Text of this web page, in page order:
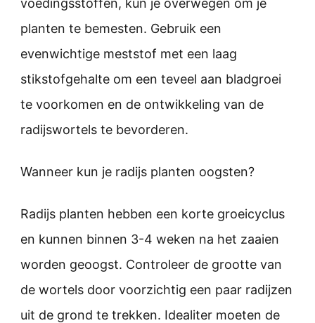
planten te bemesten. Gebruik een
evenwichtige meststof met een laag
stikstofgehalte om een teveel aan bladgroei
te voorkomen en de ontwikkeling van de
radijswortels te bevorderen.
Wanneer kun je radijs planten oogsten?
Radijs planten hebben een korte groeicyclus
en kunnen binnen 3-4 weken na het zaaien
worden geoogst. Controleer de grootte van
de wortels door voorzichtig een paar radijzen
uit de grond te trekken. Idealiter moeten de